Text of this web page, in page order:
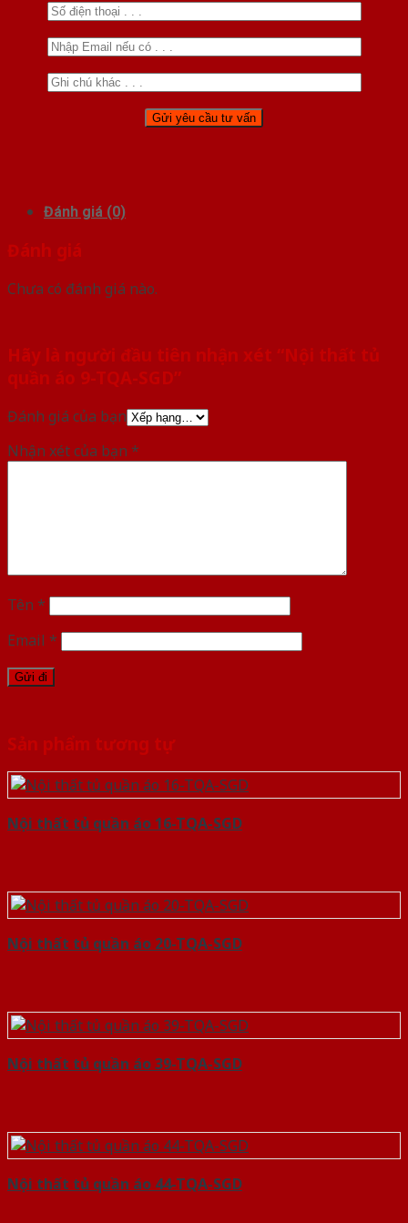
Đánh giá (0)
Đánh giá
Chưa có đánh giá nào.
Hãy là người đầu tiên nhận xét “Nội thất tủ
quần áo 9-TQA-SGD”
Đánh giá của bạn
Nhận xét của bạn *
Tên *
Email *
Sản phẩm tương tự
Nội thất tủ quần áo 16-TQA-SGD
Nội thất tủ quần áo 20-TQA-SGD
Nội thất tủ quần áo 39-TQA-SGD
Nội thất tủ quần áo 44-TQA-SGD